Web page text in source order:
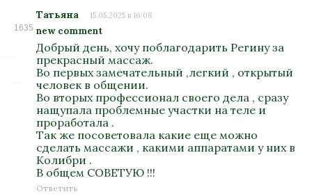
1635
Татьяна 15.05.2025 в 16:08
new comment
Добрый день, хочу поблагодарить Регину за
прекрасный массаж.
Во первых замечательный ,легкий , открытый
человек в общении.
Во вторых профессионал своего дела , сразу
нащупала проблемные участки на теле и
проработала .
Так же посоветовала какие еще можно
сделать массажи , какими аппаратами у них в
Колибри .
В общем СОВЕТУЮ !!!
Ответить